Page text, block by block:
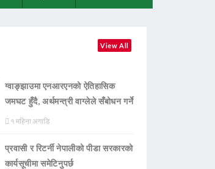
View All
ग्वाङ्झाउमा एनआरएनको ऐतिहासिक
जमघट हुँदै, अर्थमन्त्री वाग्लेले सँबोधन गर्ने
१ महिना अगाडि
प्रवासी र रिटर्नी नेपालीको पीडा सरकारको
कार्यसूचीमा समेटिनुपर्छ